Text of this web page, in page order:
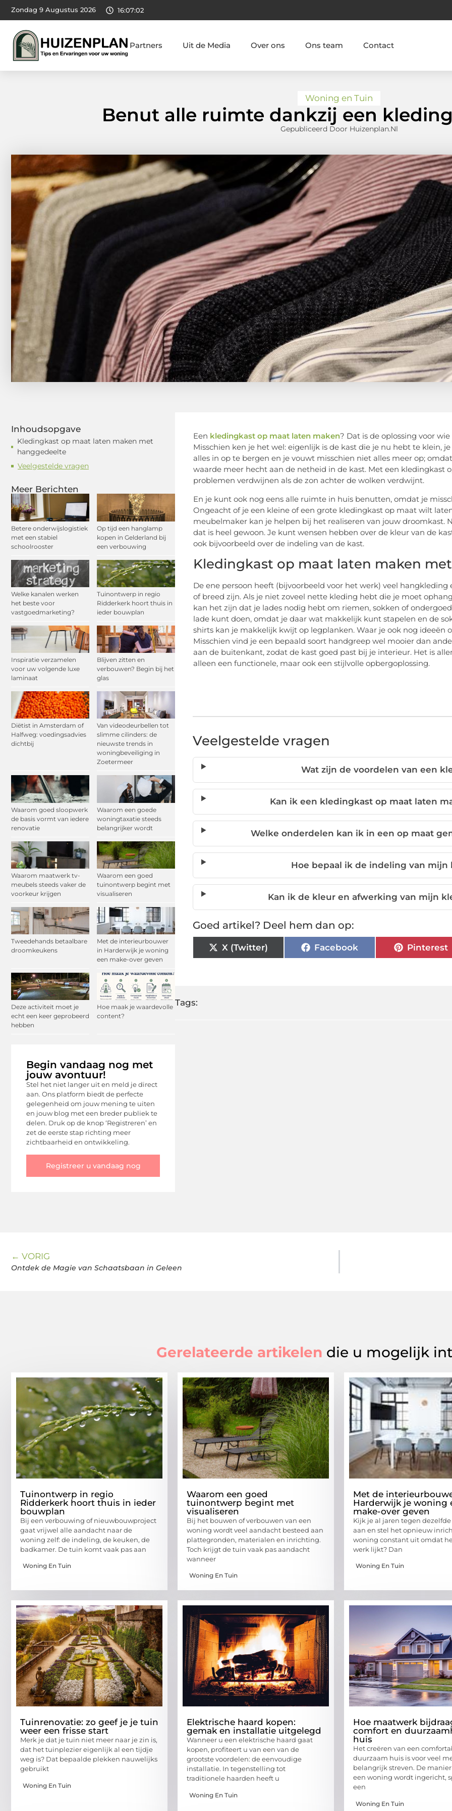
Zondag 9 Augustus 2026 16:07:03
Partners Uit de Media Over ons Ons team Contact
Woning en Tuin
Benut alle ruimte dankzij een
Gepubliceerd Door Huizenplan.nl
Inhoudsopgave
Kledingkast op maat laten maken met
hanggedeelte
Veelgestelde vragen
Meer Berichten
Betere onderwijslogistiek
met een stabiel
schoolrooster
Op tijd een hanglamp
kopen in Gelderland bij
een verbouwing
Welke kanalen werken
het beste voor
vastgoedmarketing?
Tuinontwerp in regio
Ridderkerk hoort thuis in
ieder bouwplan
Inspiratie verzamelen
voor uw volgende luxe
laminaat
Blijven zitten en
verbouwen? Begin bij het
glas
Diëtist in Amsterdam of
Halfweg: voedingsadvies
dichtbij
Van videodeurbellen tot
slimme cilinders: de
nieuwste trends in
woningbeveiliging in
Zoetermeer
Waarom goed sloopwerk
de basis vormt van iedere
renovatie
Waarom een goede
woningtaxatie steeds
belangrijker wordt
Waarom maatwerk tv-
meubels steeds vaker de
voorkeur krijgen
Waarom een goed
tuinontwerp begint met
visualiseren
Tweedehands betaalbare
droomkeukens
Met de interieurbouwer
in Harderwijk je woning
een make-over geven
Deze activiteit moet je
echt een keer geprobeerd
hebben
Hoe maak je waardevolle
content?
Begin vandaag nog met
jouw avontuur!
Stel het niet langer uit en meld je direct
aan. Ons platform biedt de perfecte
gelegenheid om jouw mening te uiten
en jouw blog met een breder publiek te
delen. Druk op de knop ‘Registreren’ en
zet de eerste stap richting meer
zichtbaarheid en ontwikkeling.
Registreer u vandaag nog
Een kledingkast op maat laten maken? Dat is de oplossing voor
Misschien ken je het wel: eigenlijk is de kast die je nu hebt te klein,
alles in op te bergen en je vouwt misschien niet alles meer op;
waarde meer hecht aan de netheid in de kast. Met een kledingkast
problemen verdwijnen als de zon achter de wolken verdwijnt.
En je kunt ook nog eens alle ruimte in huis benutten, omdat je
Ongeacht of je een kleine of een grote kledingkast op maat wilt
meubelmaker kan je helpen bij het realiseren van jouw droomkast.
dat is heel gewoon. Je kunt wensen hebben over de kleur van de
ook bijvoorbeeld over de indeling van de kast.
Kledingkast op maat laten maken
De ene persoon heeft (bijvoorbeeld voor het werk) veel
of breed zijn. Als je niet zoveel nette kleding hebt die je moet
kan het zijn dat je lades nodig hebt om riemen, sokken of
lade kunt doen, omdat je daar wat makkelijk kunt stapelen en de
shirts kan je makkelijk kwijt op legplanken. Waar je ook nog ideeën
Misschien vind je een bepaald soort handgreep wel mooier dan
aan de buitenkant, zodat de kast goed past bij je interieur. Het is
alleen een functionele, maar ook een stijlvolle opbergoplossing.
Veelgestelde vragen
Wat zijn de voordelen van een
Kan ik een kledingkast op maat laten
Welke onderdelen kan ik in een op maat
Hoe bepaal ik de indeling van mijn
Kan ik de kleur en afwerking van mijn
Goed artikel? Deel hem dan op:
X (Twitter) Facebook Pinterest
Tags:
← VORIG
Ontdek de Magie van Schaatsbaan in Geleen
Gerelateerde artikelen die u mogelijk
Tuinontwerp in regio
Ridderkerk hoort thuis in ieder
bouwplan
Bij een verbouwing of nieuwbouwproject
gaat vrijwel alle aandacht naar de
woning zelf: de indeling, de keuken, de
badkamer. De tuin komt vaak pas aan
Woning En Tuin
Waarom een goed
tuinontwerp begint met
visualiseren
Bij het bouwen of verbouwen van een
woning wordt veel aandacht besteed aan
plattegronden, materialen en inrichting.
Toch krijgt de tuin vaak pas aandacht
wanneer
Woning En Tuin
Met de
Harderwijk je woning
make-over geven
Kijk je al jaren tegen
aan en stel het opnieuw
woning constant uit omdat
werk lijkt? Dan
Woning En Tuin
Tuinrenovatie: zo geef je je tuin
weer een frisse start
Merk je dat je tuin niet meer naar je zin is,
dat het tuinplezier eigenlijk al een tijdje
weg is? Dat bepaalde plekken nauwelijks
gebruikt
Woning En Tuin
Elektrische haard kopen:
gemak en installatie uitgelegd
Wanneer u een elektrische haard gaat
kopen, profiteert u van een van de
grootste voordelen: de eenvoudige
installatie. In tegenstelling tot
traditionele haarden heeft u
Woning En Tuin
Hoe maatwerk
comfort en
huis
Het creëren van een
duurzaam huis is voor veel
belangrijk streven. De
een woning wordt ingericht,
een
Woning En Tuin